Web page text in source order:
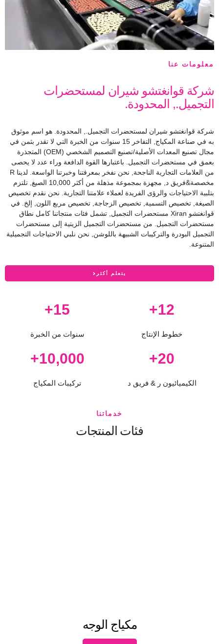
معلومات عنا
شركة قوانغتشو شيران لمستحضرات
التجميل., المحدودة.
شركة قوانغتشو شيران لمستحضرات التجميل., المحدودة. هو اسم موثوق
به في صناعة المكياج, التفاخر 15 سنوات من الخبرة التي لا تقدر بثمن في
مجال تصنيع المعدات الأصلية/تصنيع التصميم الشخصي (OEM) المتجذرة
بعمق في مستحضرات التجميل. باعتبارها القوة الدافعة وراء عدد لا يحصى
من العلامات التجارية الناجحة, نحن نفخر بمعرفتنا وخبرتنا الواسعة. لدينا R
مخصصة&فريق د, مجهزة بمجموعة مذهلة من أكثر 10,000 الصيغ, تلتزم
بتلبية الاحتياجات والرؤى الفريدة لعملاء علامتنا التجارية. نحن نقدم تخصيص
الصيغة, تخصيص التسمية, تخصيص الزجاجة, تخصيص مربع اللون, إلخ. في
قوانغتشو Xiran مستحضرات التجميل, تشمل فئات منتجاتنا كامل نطاق
مستحضرات التجميل. من مستحضرات التجميل الزيتية إلى مستحضرات
التجميل البودرة والتركيبات الشبيهة باللوشن, نحن نلبي الاحتياجات التجميلية
المتنوعة.
يتعلم أكثر
خطوط الإنتاج
12
+
سنوات من الخبرة
15
+
الكيميائيون ر & فريق د
20
+
تركيبات المكياج
10,000
+
خدماتنا
فئات المنتجات
مكياج الوجه